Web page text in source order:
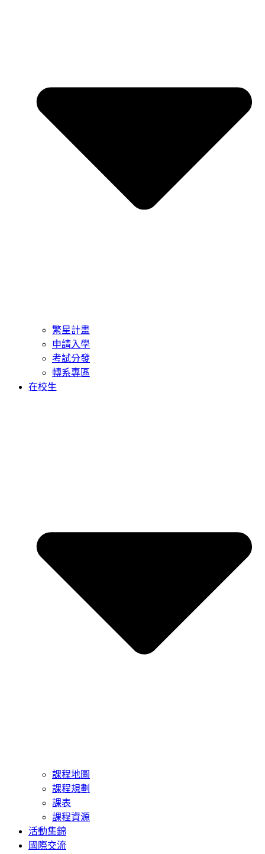
繁星計畫
申請入學
考試分發
轉系專區
在校生
課程地圖
課程規劃
課表
課程資源
活動集錦
國際交流